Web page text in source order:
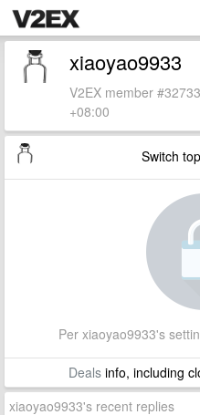
xiaoyao9933
V2EX member
+08:00
Switch
Per xiaoyao9933's
Dealsinfo, including
xiaoyao9933's recent replies